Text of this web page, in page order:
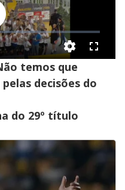
temos que
decisões do
do 29º título